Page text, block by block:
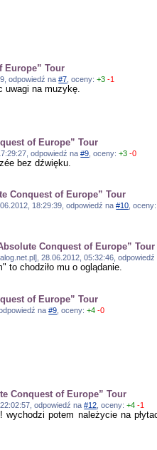
Europe” Tour
odpowiedź na#7, oceny:+3 -1
uwagi na muzykę.
of Europe” Tour
odpowiedź na#9 , oceny:+3 -0
bez dźwięku.
Conquest of Europe” Tour
18:29:39, odpowiedź na#10 ,
Conquest of Europe” Tour
28.06.2012, 05:32:46,
to chodziło mu o oglądanie.
of Europe” Tour
na#9 , oceny:+4 -0
Conquest of Europe” Tour
odpowiedź na#12, oceny:+4 -1
wychodzi potem należycie na